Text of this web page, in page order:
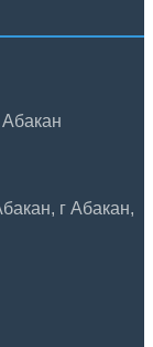
Абакан
г Абакан,